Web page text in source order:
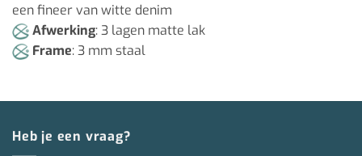
een fineer van witte denim
Afwerking: 3 lagen matte lak
Frame: 3 mm staal
Heb je een vraag?